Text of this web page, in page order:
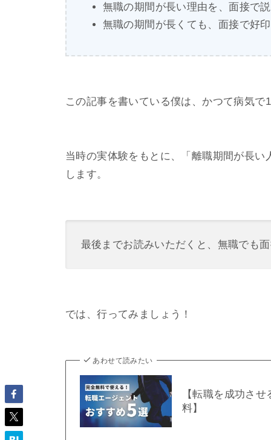
無職の期間が長い理由を、面接で
無職の期間が長くても、面接で好
この記事を書いている僕は、かつて病気
当時の実体験をもとに、「離職期間が長
します。
最後までお読みいただくと、無職でも
では、行ってみましょう！
あわせて読みたい
【転職を成功さ
料】